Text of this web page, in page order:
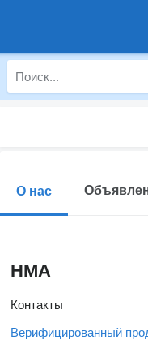
О нас
HMA
Контакты
Верифицированный